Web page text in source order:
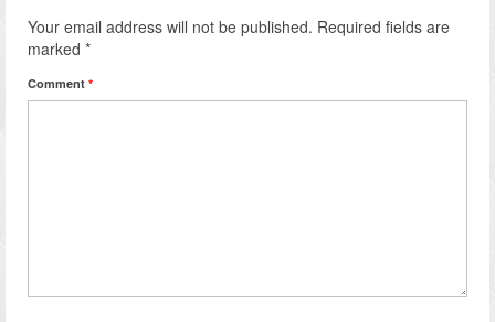
Your email address will not be published. Required fields are
marked *
Comment *